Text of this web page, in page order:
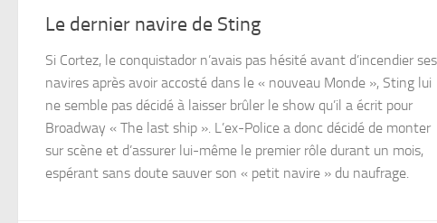
Le dernier navire de Sting
Si Cortez, le conquistador n’avais pas hésité avant d’incendier ses
navires après avoir accosté dans le « nouveau Monde », Sting lui
ne semble pas décidé à laisser brûler le show qu’il a écrit pour
Broadway « The last ship ». L’ex-Police a donc décidé de monter
sur scène et d’assurer lui-même le premier rôle durant un mois,
espérant sans doute sauver son « petit navire » du naufrage.